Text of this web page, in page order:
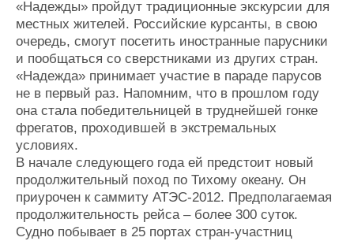
Личности
Словарь
Форум
Отзывы
Все службы
«Надежды» пройдут традиционные экскурсии для
местных жителей. Российские курсанты, в свою
очередь, смогут посетить иностранные парусники
и пообщаться со сверстниками из других стран.
«Надежда» принимает участие в параде парусов
не в первый раз. Напомним, что в прошлом году
она стала победительницей в труднейшей гонке
фрегатов, проходившей в экстремальных
условиях.
В начале следующего года ей предстоит новый
продолжительный поход по Тихому океану. Он
приурочен к саммиту АТЭС-2012. Предполагаемая
продолжительность рейса – более 300 суток.
Судно побывает в 25 портах стран-участниц